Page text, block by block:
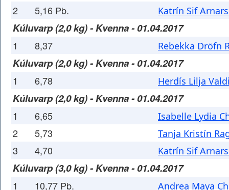
2 5,16 Pb. Katrín Sif
Kúluvarp (2,0 kg) - Kvenna - 01.04.2017
1 8,37 Rebekka Dröfn
Kúluvarp (2,0 kg) - Kvenna - 01.04.2017
1 6,78 Herdís Lilja
Kúluvarp (2,0 kg) - Kvenna - 01.04.2017
1 6,65 Isabelle Lydia
2 5,73 Tanja Kristín
3 4,70 Katrín Sif
Kúluvarp (3,0 kg) - Kvenna - 01.04.2017
1 10,77 Pb. Andrea Maya